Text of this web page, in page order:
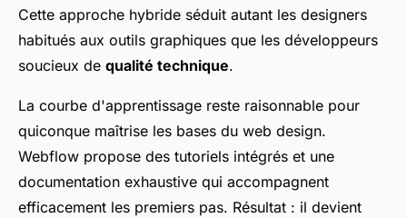
Cette approche hybride séduit autant les designers
habitués aux outils graphiques que les développeurs
soucieux de qualité technique.
La courbe d'apprentissage reste raisonnable pour
quiconque maîtrise les bases du web design.
Webflow propose des tutoriels intégrés et une
documentation exhaustive qui accompagnent
efficacement les premiers pas. Résultat : il devient